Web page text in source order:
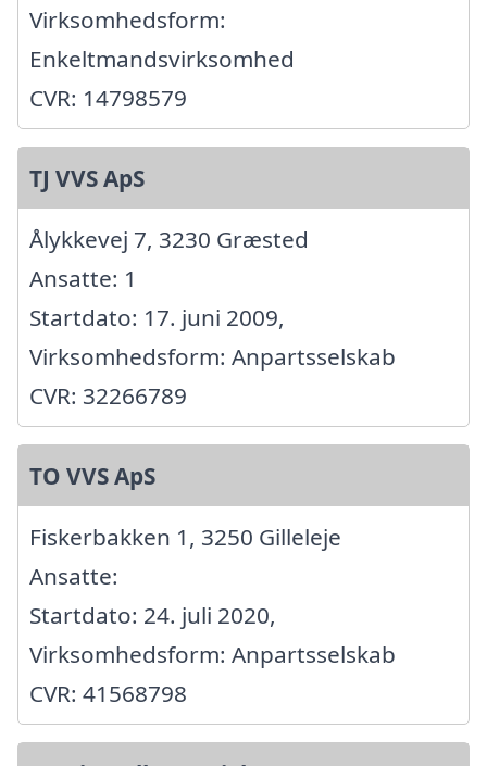
Virksomhedsform:
Enkeltmandsvirksomhed
CVR: 14798579
TJ VVS ApS
Ålykkevej 7, 3230 Græsted
Ansatte: 1
Startdato: 17. juni 2009,
Virksomhedsform: Anpartsselskab
CVR: 32266789
TO VVS ApS
Fiskerbakken 1, 3250 Gilleleje
Ansatte:
Startdato: 24. juli 2020,
Virksomhedsform: Anpartsselskab
CVR: 41568798